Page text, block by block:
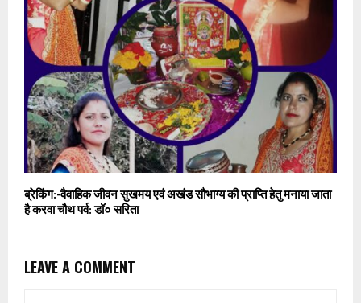
ब्रेकिंग:-वैवाहिक जीवन सुखमय एवं अखंड सौभाग्य की प्राप्ति हेतु मनाया जाता
है करवा चौथ पर्व: डॉ० सरिता
LEAVE A COMMENT